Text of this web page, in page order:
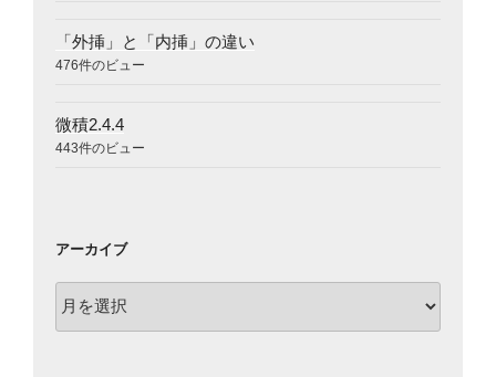
「外挿」と「内挿」の違い
476件のビュー
微積2.4.4
443件のビュー
アーカイブ
ー